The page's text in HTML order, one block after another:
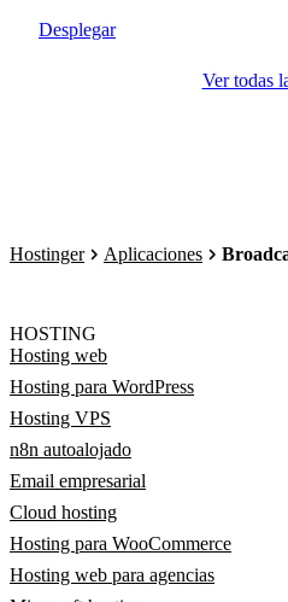
Desplegar
Ver todas
Hostinger Aplicaciones
HOSTING
Hosting web
Hosting para WordPress
Hosting VPS
n8n autoalojado
Email empresarial
Cloud hosting
Hosting para WooCommerce
Hosting web para agencias